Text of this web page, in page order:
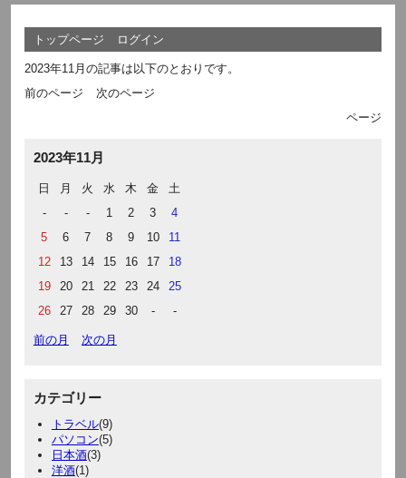
トップページ ログイン
2023年11月の記事は以下のとおりです。
前のページ
次のページ
ページ
2023年11月
日 月 火 水 木 金
土
-
- - 1 2 3
4
5
6 7 8 9 10
11
12
13 14 15 16 17
18
19
20 21 22 23 24
25
26
27 28 29 30 - -
前の月 次の月
カテゴリー
トラベル(9)
パソコン(5)
日本酒(3)
洋酒(1)